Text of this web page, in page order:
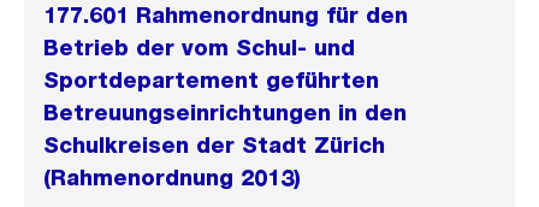
177.601 Rahmenordnung für den
Betrieb der vom Schul- und
Sportdepartement geführten
Betreuungseinrichtungen in den
Schulkreisen der Stadt Zürich
(Rahmenordnung 2013)